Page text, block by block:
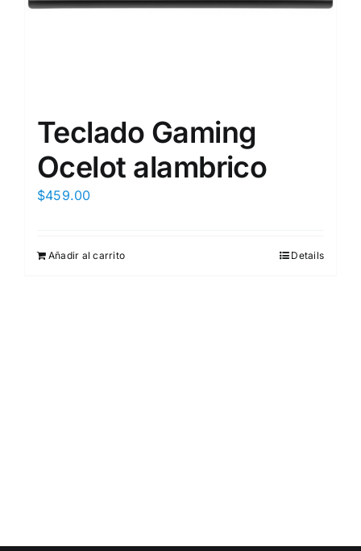
Teclado Gaming
Ocelot alambrico
$459.00
Añadir al carrito Details